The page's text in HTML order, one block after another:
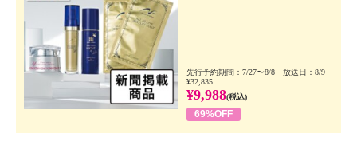
先行予約期間：7/27〜8/8 放送日：8/9
¥32,835
¥9,988(税込)
69%OFF